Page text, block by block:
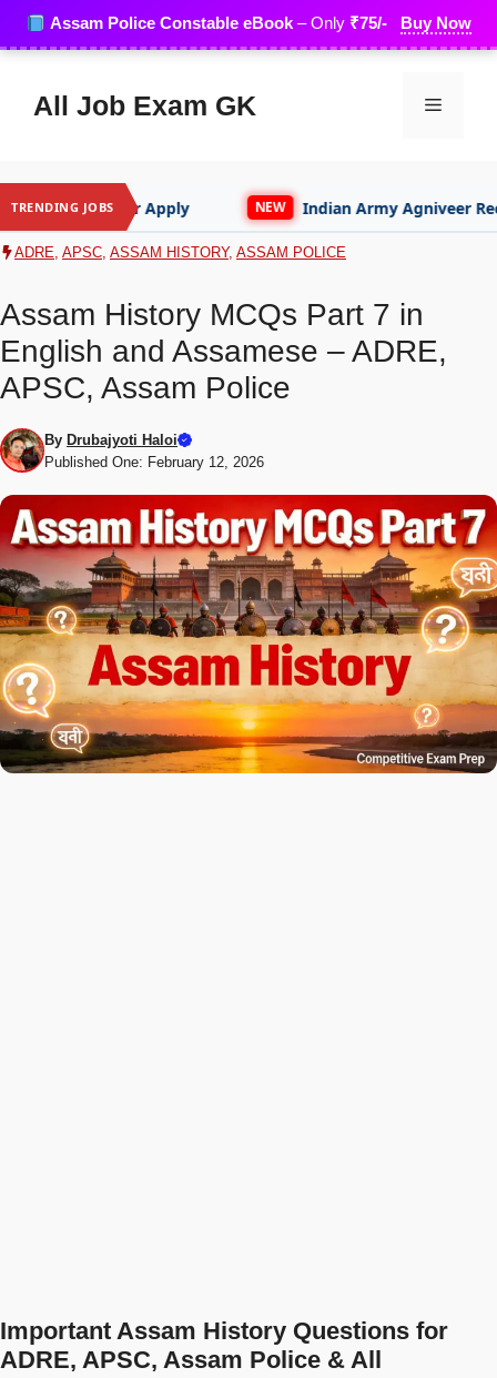
content
Assam Police Constable eBook– Only ₹75/- Buy Now
All Job Exam GK Menu
TRENDING JOBS
NEW Indian Army Agniveer Recruitment
ADRE, APSC, ASSAM HISTORY, ASSAM POLICE
Assam History MCQs Part 7 in
English and Assamese – ADRE,
APSC, Assam Police
By Drubajyoti Haloi
Published One: February 12, 2026
Important Assam History Questions for
ADRE, APSC, Assam Police & All